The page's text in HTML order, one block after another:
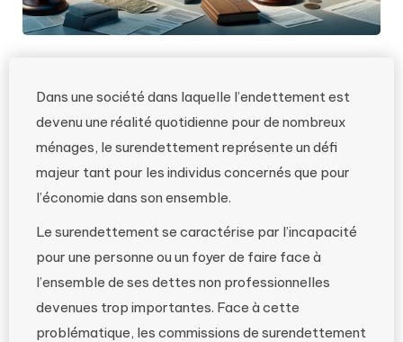
Dans une société dans laquelle l’endettement est
devenu une réalité quotidienne pour de nombreux
ménages, le surendettement représente un défi
majeur tant pour les individus concernés que pour
l’économie dans son ensemble.
Le surendettement se caractérise par l’incapacité
pour une personne ou un foyer de faire face à
l’ensemble de ses dettes non professionnelles
devenues trop importantes. Face à cette
problématique, les commissions de surendettement